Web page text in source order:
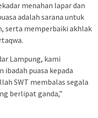
menahan lapar dan
adalah sarana untuk
serta memperbaiki akhlak
Lampung, kami
puasa kepada
SWT membalas segala
berlipat ganda,”